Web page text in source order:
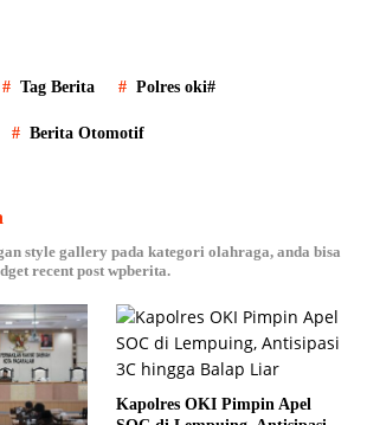
Tag Berita Polres oki#
Berita Otomotif
style gallery pada kategori olahraga, anda bisa
recent post wpberita.
Kapolres OKI Pimpin Apel